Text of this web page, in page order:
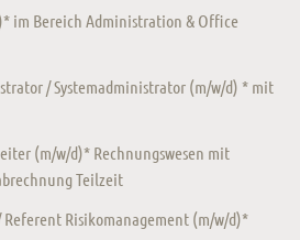
im Bereich Administration & Office
/ Systemadministrator (m/w/d) * mit
(m/w/d)* Rechnungswesen mit
Teilzeit
Risikomanagement (m/w/d)*